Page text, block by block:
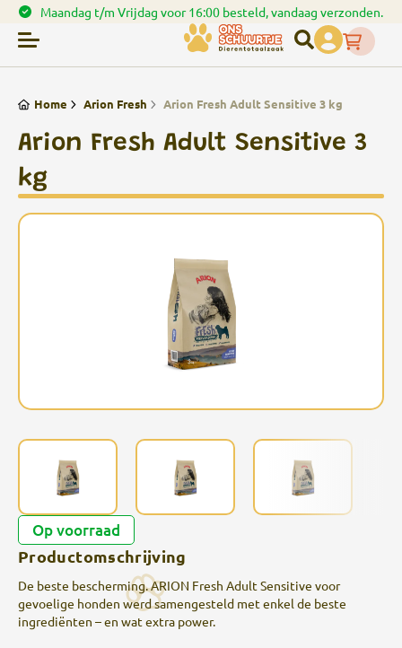
Spaar punten bij uw bestellingen
Home Arion Fresh Arion Fresh Adult Sensitive 3 kg
Arion Fresh Adult Sensitive 3
kg
Op voorraad
Productomschrijving
De beste bescherming. ARION Fresh Adult Sensitive voor
gevoelige honden werd samengesteld met enkel de beste
ingrediënten – en wat extra power.